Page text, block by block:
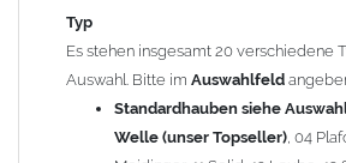
Ihrem zuständigen
Hinweis: FürKaminhaubenund
Nachnahme anbieten!
Typ
Es stehen insgesamt 20 verschiedene
Auswahl. Bitte im Auswahlfeld
Standardhauben siehe
Welle (unser Topseller), 04